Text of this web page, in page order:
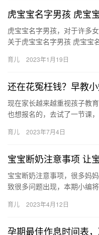
虎宝宝名字男孩 虎宝
虎宝宝名字男孩，对于许多
关于虎宝宝名字男孩 虎宝宝
育儿 2023年1月19日
还在花冤枉钱？早教
现在家长越来越重视孩子教
也想报名的，去试了一节课
教…
育儿 2023年7月4日
宝宝断奶注意事项 让
宝宝断奶注意事项，很多妈
致很多问题出现，本期小编
确…
育儿 2023年4月12日
孕期最佳作息时间表